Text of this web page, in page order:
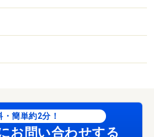
・簡単約2分！
お問い合わせする